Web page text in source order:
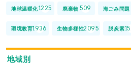
地球温暖化1225 廃棄物 509 海ごみ問題
環境教育1936 生物多様性2095 脱炭素
地域別